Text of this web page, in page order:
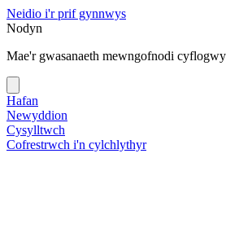
Neidio i'r prif gynnwys
Nodyn
Mae'r gwasanaeth mewngofnodi
Hafan
Newyddion
Cysylltwch
Cofrestrwch i'n cylchlythyr